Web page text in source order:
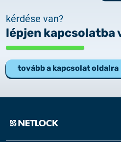
kérdése van?
lépjen kapcsolatba
tovább a kapcsolat oldalra